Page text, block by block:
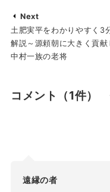
Next
土肥実平をわかりやすく3
解説～源頼朝に大きく貢献
中村一族の老将
コメント （1件）
遠縁の者